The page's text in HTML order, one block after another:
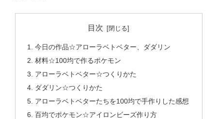
目次
今日の作品☆アローラベトベター、ダダリン
材料☆100均で作るポケモン
アローラベトベター☆つくりかた
ダダリン☆つくりかた
アローラベトベターたちを100均で手作りした感想
百均でポケモン☆アイロンビーズ作り方